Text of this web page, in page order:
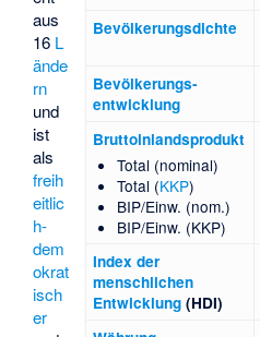
Bevölkerungsdichte
Bevölkerungs­
entwicklung
Bruttoinlandsprodukt
Total (nominal)
Total (KKP)
BIP/Einw. (nom.)
BIP/Einw. (KKP)
Index der
menschlichen
Entwicklung (HDI)
aus
16 L
ände
rn
und
ist
als
freih
eitlic
h-
dem
okrat
isch
er